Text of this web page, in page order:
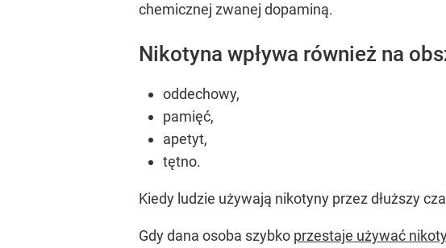
chemicznej zwanej dopaminą.
Nikotyna wpływa również na
oddechowy,
pamięć,
apetyt,
tętno.
Kiedy ludzie używają nikotyny przez dłuższy
Gdy dana osoba szybko przestaje używać